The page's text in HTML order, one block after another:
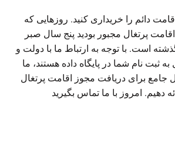
دائم را خریداری کنید. روزهایی که
پرتغال مجبور بودید پنج سال صبر
است. با توجه به ارتباط ما با دولت و
به ثبت نام شما در پایگاه داده هستند، ما
جامع برای دریافت مجوز اقامت پرتغال
دهیم. امروز با ما تماس بگیرید